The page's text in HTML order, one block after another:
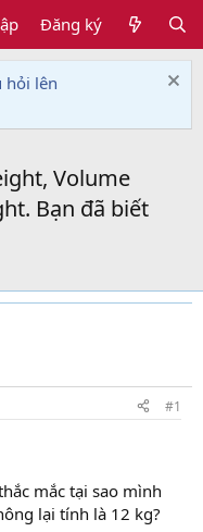
Đăng ký
hỏi lên
Volume
Bạn đã biết
#1
mắc tại sao mình
lại tính là 12 kg?